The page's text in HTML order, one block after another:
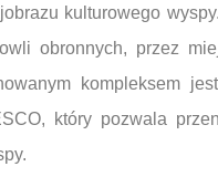
kulturowego
obronnych, przez
kompleksem
który pozwala